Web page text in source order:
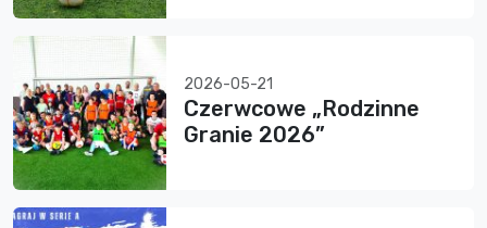
2026-05-21
Czerwcowe „Rodzinne
Granie 2026”